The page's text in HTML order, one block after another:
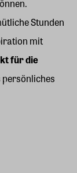
Stunden
mit
für die
persönliches